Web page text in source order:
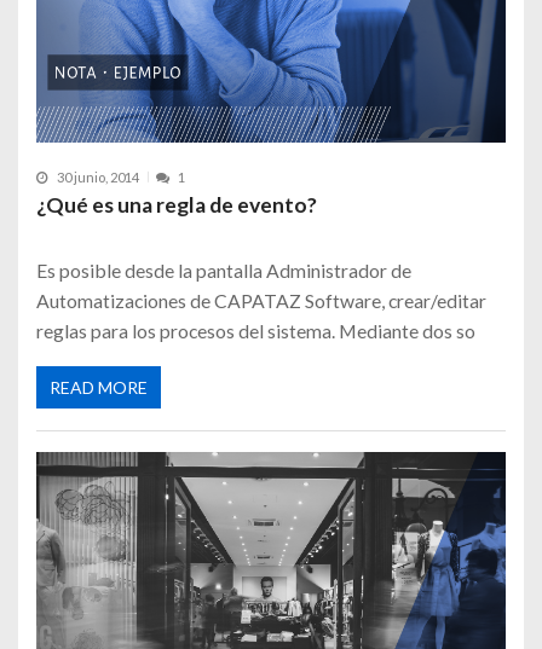
30 junio, 2014 1
¿Qué es una regla de evento?
Es posible desde la pantalla Administrador de
Automatizaciones de CAPATAZ Software, crear/editar
reglas para los procesos del sistema. Mediante dos so
READ MORE